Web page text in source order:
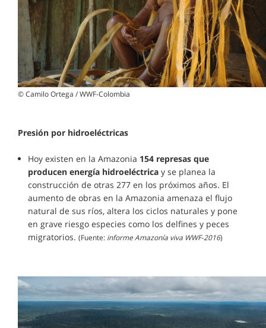
© Camilo Ortega / WWF-Colombia
Presión por hidroeléctricas
Hoy existen en la Amazonia 154 represas que
producen energía hidroeléctrica y se planea la
construcción de otras 277 en los próximos años. El
aumento de obras en la Amazonia amenaza el flujo
natural de sus ríos, altera los ciclos naturales y pone
en grave riesgo especies como los delfines y peces
migratorios. (Fuente: informe Amazonía viva WWF-2016)